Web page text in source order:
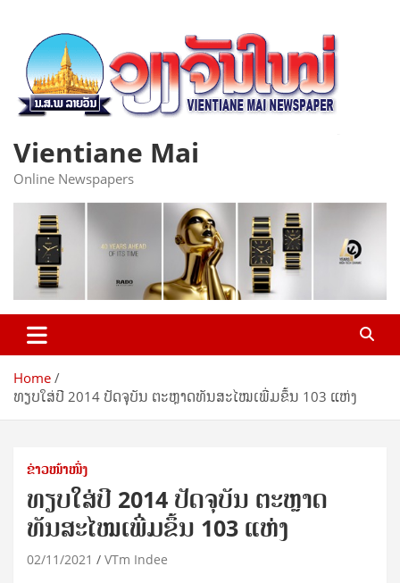
content
Vientiane Mai
Online Newspapers
Home
ທຽບໃສ່ປີ 2014 ປັດຈຸບັນ ຕະຫຼາດທັນສະໄໝເພີ່ມຂຶ້ນ 103 ແຫ່ງ
ຂ່າວໜ້າໜຶ່ງ
ທຽບໃສ່ປີ 2014 ປັດຈຸບັນ ຕະຫຼາດ
ທັນສະໄໝເພີ່ມຂຶ້ນ 103 ແຫ່ງ
02/11/2021 VTm Indee